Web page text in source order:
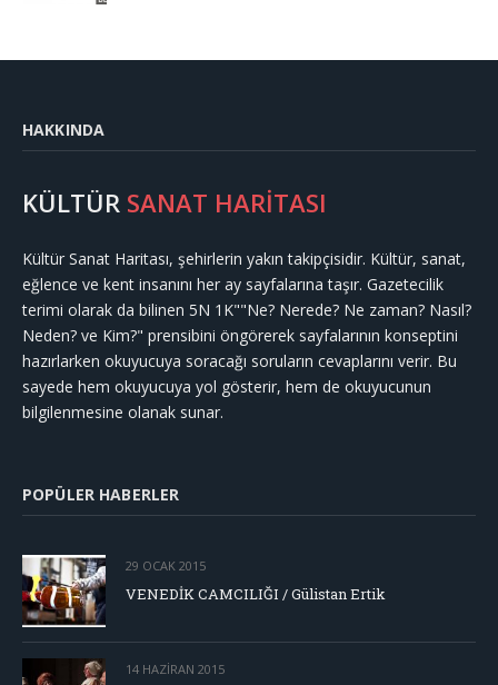
HAKKINDA
KÜLTÜR SANAT HARİTASI
Kültür Sanat Haritası, şehirlerin yakın takipçisidir. Kültür, sanat,
eğlence ve kent insanını her ay sayfalarına taşır. Gazetecilik
terimi olarak da bilinen 5N 1K""Ne? Nerede? Ne zaman? Nasıl?
Neden? ve Kim?" prensibini öngörerek sayfalarının konseptini
hazırlarken okuyucuya soracağı soruların cevaplarını verir. Bu
sayede hem okuyucuya yol gösterir, hem de okuyucunun
bilgilenmesine olanak sunar.
POPÜLER HABERLER
29 OCAK 2015
VENEDİK CAMCILIĞI / Gülistan Ertik
14 HAZIRAN 2015